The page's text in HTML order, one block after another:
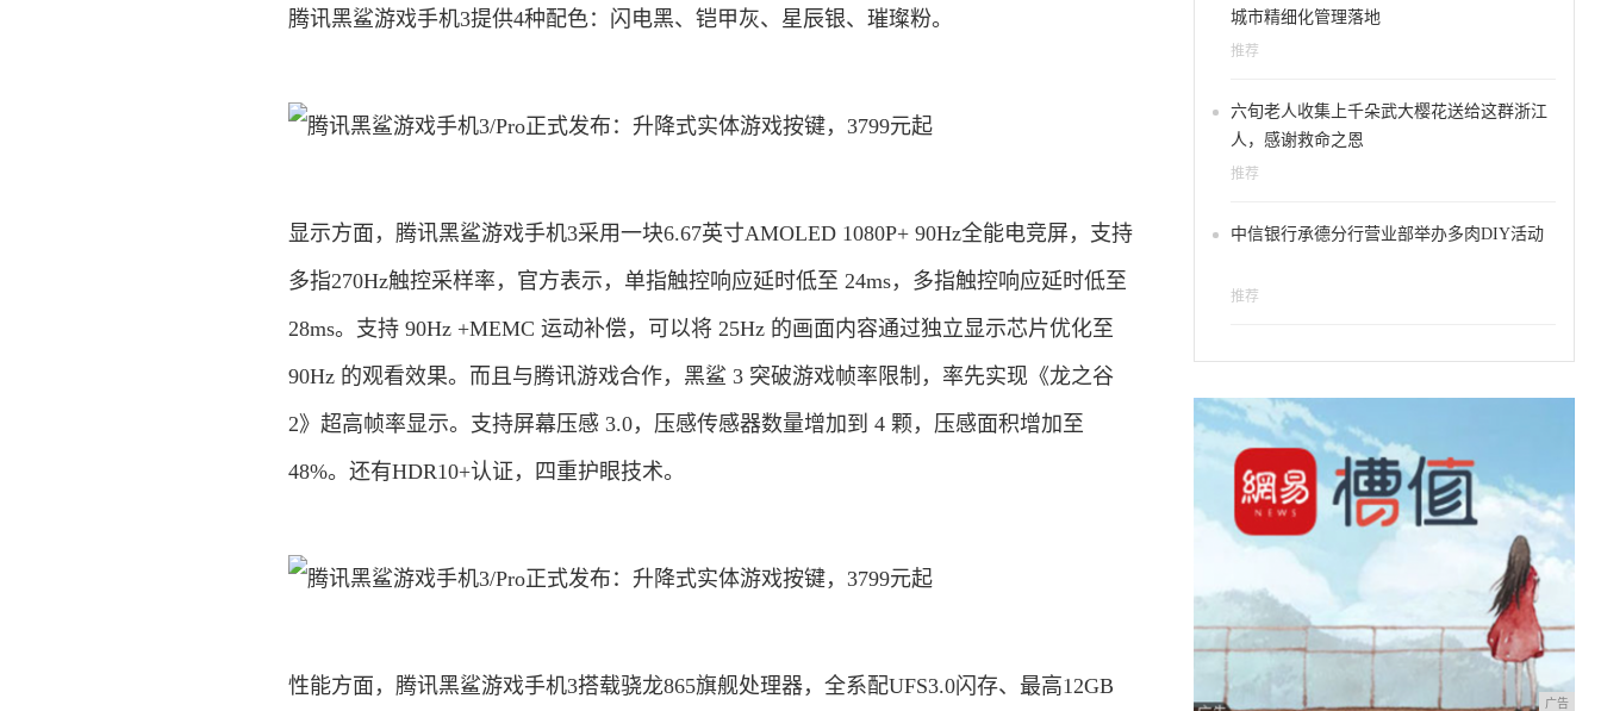
腾讯黑鲨游戏手机3提供4种配色：闪电黑、铠甲灰、星辰银、璀璨粉。
显示方面，腾讯黑鲨游戏手机3采用一块6.67英寸AMOLED 1080P+ 90Hz全能电竞屏，支持
多指270Hz触控采样率，官方表示，单指触控响应延时低至 24ms，多指触控响应延时低至
28ms。支持 90Hz +MEMC 运动补偿，可以将 25Hz 的画面内容通过独立显示芯片优化至
90Hz 的观看效果。而且与腾讯游戏合作，黑鲨 3 突破游戏帧率限制，率先实现《龙之谷
2》超高帧率显示。支持屏幕压感 3.0，压感传感器数量增加到 4 颗，压感面积增加至
48%。还有HDR10+认证，四重护眼技术。
性能方面，腾讯黑鲨游戏手机3搭载骁龙865旗舰处理器，全系配UFS3.0闪存、最高12GB
城市精细化管理落地
推荐
六旬老人收集上千朵武大樱花送给这群浙江
人，感谢救命之恩
推荐
中信银行承德分行营业部举办多肉DIY活动
推荐
广告